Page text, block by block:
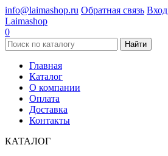
info@laimashop.ru Обратная связь Вход
Laimashop
0
Найти
Главная
Каталог
О компании
Оплата
Доставка
Контакты
КАТАЛОГ